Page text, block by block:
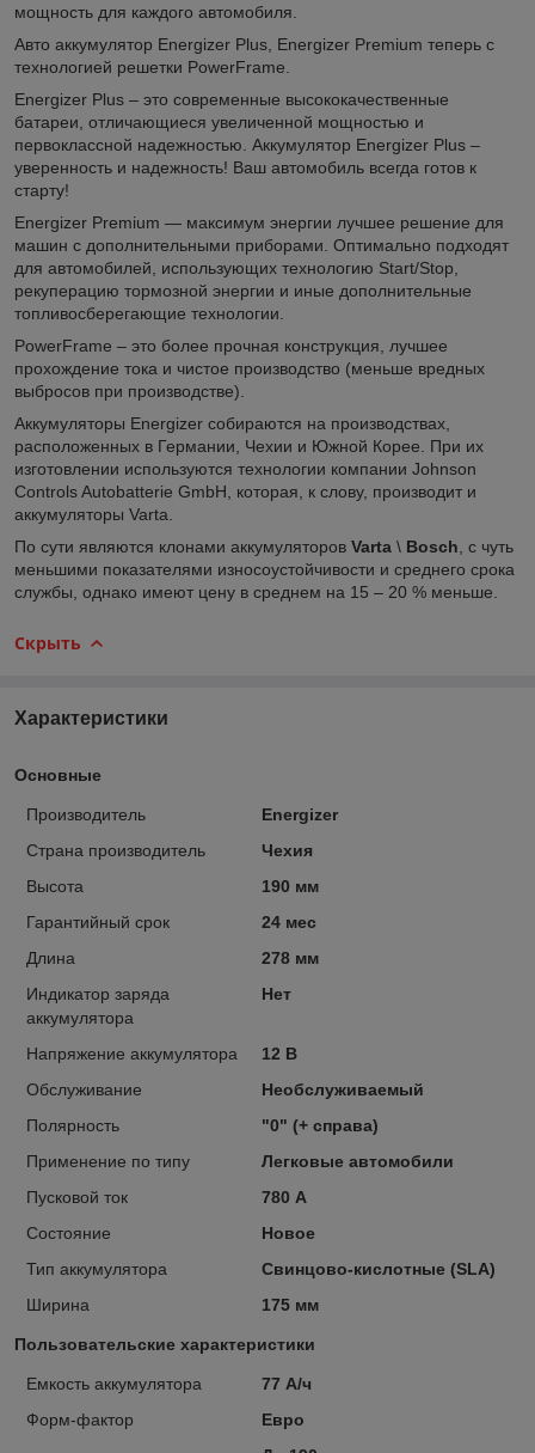
мощность для каждого автомобиля.
Авто аккумулятор Energizer Plus, Energizer Premium теперь с
технологией решетки PowerFrame.
Energizer Plus – это современные высококачественные
батареи, отличающиеся увеличенной мощностью и
первоклассной надежностью. Аккумулятор Energizer Plus –
уверенность и надежность! Ваш автомобиль всегда готов к
старту!
Energizer Premium — максимум энергии лучшее решение для
машин с дополнительными приборами. Оптимально подходят
для автомобилей, использующих технологию Start/Stop,
рекуперацию тормозной энергии и иные дополнительные
топливосберегающие технологии.
PowerFrame – это более прочная конструкция, лучшее
прохождение тока и чистое производство (меньше вредных
выбросов при производстве).
Аккумуляторы Energizer собираются на производствах,
расположенных в Германии, Чехии и Южной Корее. При их
изготовлении используются технологии компании Jоhnson
Cоntrols Autоbatterie GmbH, которая, к слову, производит и
аккумуляторы Varta.
По сути являются клонами аккумуляторов Varta \ Bosch , с чуть
меньшими показателями износоустойчивости и среднего срока
службы, однако имеют цену в среднем на 15 – 20 % меньше.
Скрыть
Характеристики
Основные
Производитель
Energizer
Страна производитель
Чехия
Высота
190 мм
Гарантийный срок
24 мес
Длина
278 мм
Индикатор заряда
аккумулятора
Нет
Напряжение аккумулятора
12 В
Обслуживание
Необслуживаемый
Полярность
"0" (+ справа)
Применение по типу
Легковые автомобили
Пусковой ток
780 А
Состояние
Новое
Тип аккумулятора
Свинцово-кислотные (SLA)
Ширина
175 мм
Пользовательские характеристики
Емкость аккумулятора
77 А/ч
Форм-фактор
Евро